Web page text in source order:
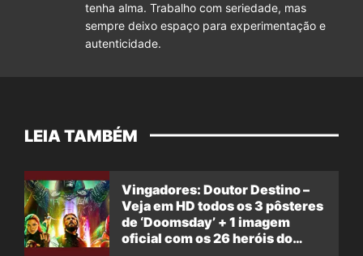
tenha alma. Trabalho com seriedade, mas
sempre deixo espaço para experimentação e
autenticidade.
LEIA TAMBÉM
Vingadores: Doutor Destino –
Veja em HD todos os 3 pôsteres
de ‘Doomsday’ + 1 imagem
oficial com os 26 heróis do